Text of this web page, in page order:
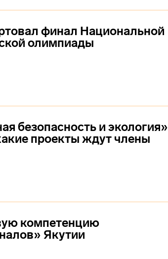
финал Национальной
олимпиады
безопасность и экология»
проекты ждут члены
компетенцию
Якутии